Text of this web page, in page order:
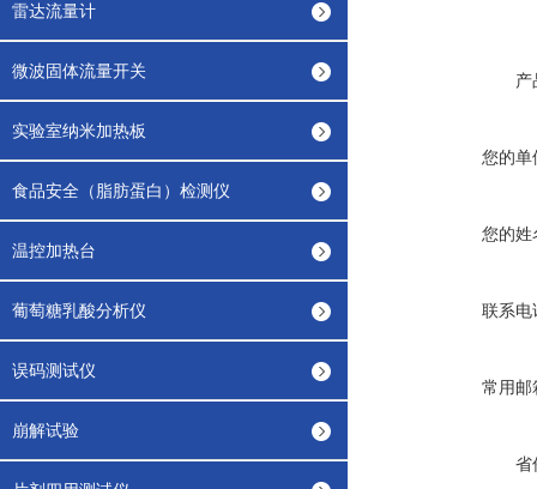
雷达流量计
微波固体流量开关
实验室纳米加热板
食品安全（脂肪蛋白）检测仪
温控加热台
葡萄糖乳酸分析仪
误码测试仪
崩解试验
产
您的单
您的姓
联系电
常用邮
省